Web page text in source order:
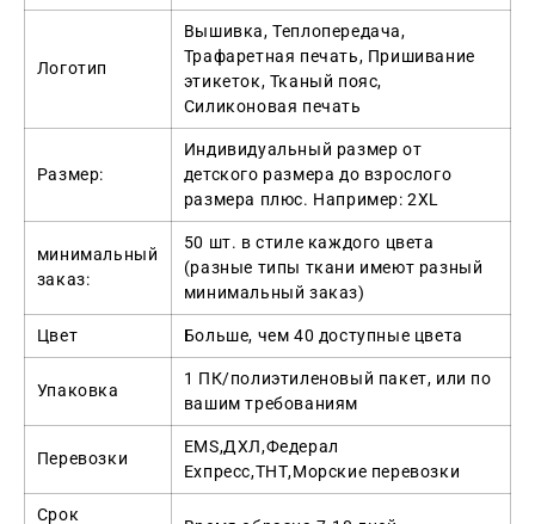
Логотип
Вышивка, Теплопередача,
Трафаретная печать, Пришивание
этикеток, Тканый пояс,
Силиконовая печать
Размер:
Индивидуальный размер от
детского размера до взрослого
размера плюс. Например: 2XL
минимальный
заказ:
50 шт. в стиле каждого цвета
(разные типы ткани имеют разный
минимальный заказ)
Цвет Больше, чем 40 доступные цвета
Упаковка
1 ПК/полиэтиленовый пакет, или по
вашим требованиям
Перевозки
EMS,ДХЛ,Федерал
Ехпресс,ТНТ,Морские перевозки
Срок